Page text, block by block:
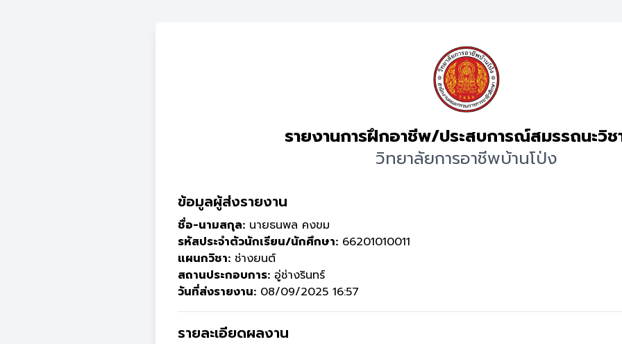
รายงานการฝึกอาชีพ/ประสบการณ์สมรรถนะวิ
วิทยาลัยการอาชีพบ้านโป่ง
ข้อมูลผู้ส่งรายงาน
ชื่อ-นามสกุล: นายธนพล คงขม
รหัสประจำตัวนักเรียน/นักศึกษา: 66201010011
แผนกวิชา: ช่างยนต์
สถานประกอบการ: อู่ช่างรินทร์
วันที่ส่งรายงาน: 08/09/2025 16:57
รายละเอียดผลงาน